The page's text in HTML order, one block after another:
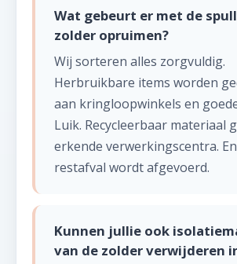
Wat gebeurt er met de
zolder opruimen?
Wij sorteren alles zorgvuldig.
Herbruikbare items worden
aan kringloopwinkels en
Luik. Recycleerbaar materiaal
erkende verwerkingscentra.
restafval wordt afgevoerd.
Kunnen jullie ook
van de zolder verwijderen